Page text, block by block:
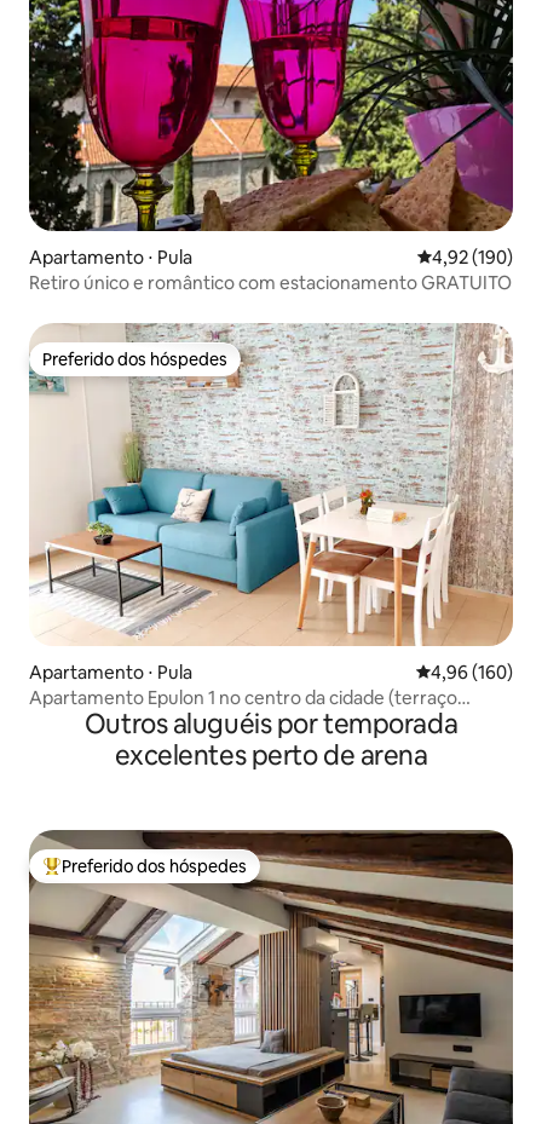
Apartamento ⋅ Pula 4,92 de uma
4,92 (190)
Retiro único e romântico com estacionamento GRATUITO
Preferido dos hóspedes
Preferido dos hóspedes
Apartamento ⋅ Pula 4,96 de uma
4,96 (160)
Apartamento Epulon 1 no centro da cidade (terraço
privativo)Outros aluguéis por temporada
excelentes perto de arena
Entre os melhores preferidos dos hóspedes
Preferido dos hóspedes